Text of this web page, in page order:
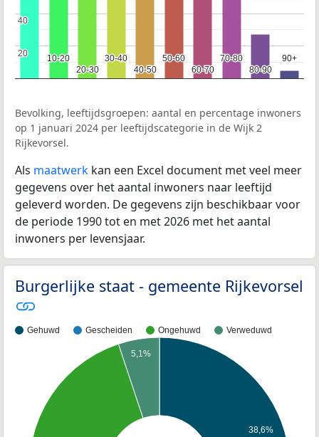
10-20
10-20
20-30
20-30
30-40
30-40
40-50
40-50
50-60
50-60
60-70
60-70
70-80
70-80
80-90
80-90
90+
90+
20
20
40
40
Bevolking, leeftijdsgroepen: aantal en percentage inwoners
op 1 januari 2024 per leeftijdscategorie in de Wijk 2
Rijkevorsel.
Als maatwerk kan een Excel document met veel meer
gegevens over het aantal inwoners naar leeftijd
geleverd worden. De gegevens zijn beschikbaar voor
de periode 1990 tot en met 2026 met het aantal
inwoners per levensjaar.
Burgerlijke staat - gemeente Rijkevorsel
Gehuwd Gescheiden Ongehuwd Verweduwd
38,6%
5,1%